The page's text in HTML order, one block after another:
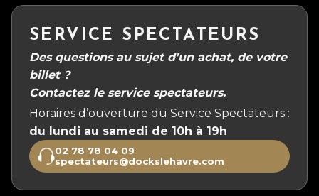
SERVICE SPECTATEURS
Des questions au sujet d’un achat, de votre
billet ?
Contactez le service spectateurs.
Horaires d’ouverture du Service Spectateurs :
du lundi au samedi de 10h à 19h
02 78 78 04 09
spectateurs@dockslehavre.com